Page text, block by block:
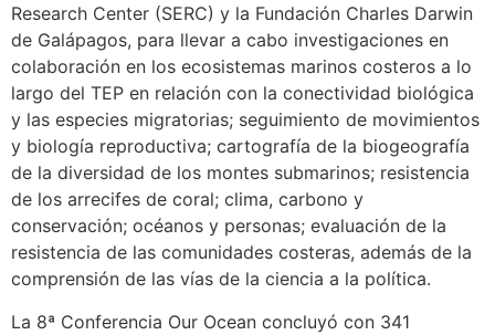
Research Center (SERC) y la Fundación Charles Darwin
de Galápagos, para llevar a cabo investigaciones en
colaboración en los ecosistemas marinos costeros a lo
largo del TEP en relación con la conectividad biológica
y las especies migratorias; seguimiento de movimientos
y biología reproductiva; cartografía de la biogeografía
de la diversidad de los montes submarinos; resistencia
de los arrecifes de coral; clima, carbono y
conservación; océanos y personas; evaluación de la
resistencia de las comunidades costeras, además de la
comprensión de las vías de la ciencia a la política.
La 8ª Conferencia Our Ocean concluyó con 341